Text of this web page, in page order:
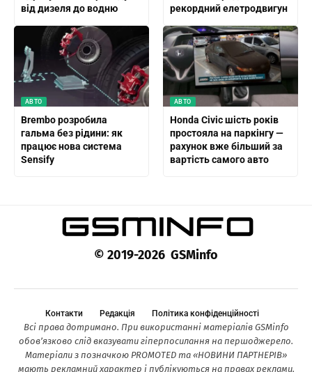
від дизеля до водню
рекордний елетродвигун
АВТО
Brembo розробила
гальма без рідини: як
працює нова система
Sensify
АВТО
Honda Civic шість років
простояла на паркінгу —
рахунок вже більший за
вартість самого авто
© 2019-2026 GSMinfo
Контакти Редакція Політика конфіденційності
Всі права дотримано. При використанні матеріалів GSMinfo
обов’язково слід вказувати гіперпосилання на першоджерело.
Матеріали з позначкою PROMOTED та «НОВИНИ ПАРТНЕРІВ»
мають рекламний характер і публікуються на правах реклами.